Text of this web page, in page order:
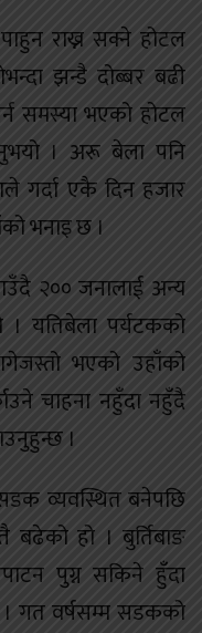
राख्न सक्ने होटल
झन्डै दोब्बर बढी
समस्या भएको होटल
। अरू बेला पनि
गर्दा एकै दिन हजार
भनाइ छ ।
२०० जनालाई अन्य
। यतिबेला पर्यटकको
भएको उहाँको
चाहना नहुँदा नहुँदै
।
व्यवस्थित बनेपछि
बढेको हो । बुर्तिबाङ
पुग्न सकिने हुँदा
गत वर्षसम्म सडकको